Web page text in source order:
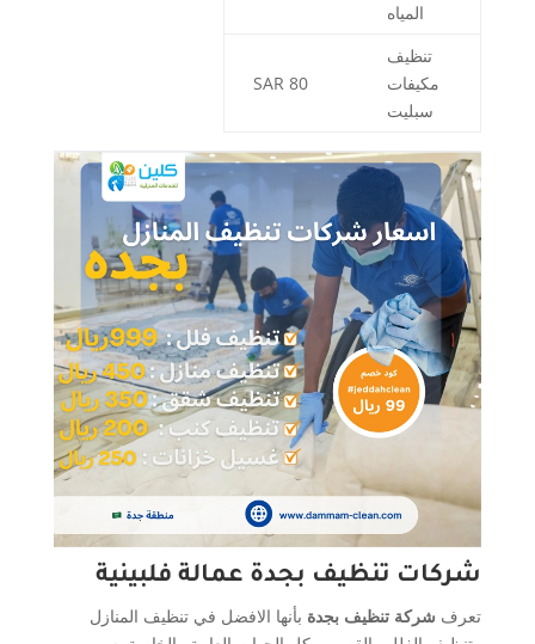
المياه
تنظيف
مكيفات
سبليت
80 SAR
شركات تنظيف بجدة عمالة فلبينية
تعرف شركة تنظيف بجدة بأنها الافضل في تنظيف المنازل